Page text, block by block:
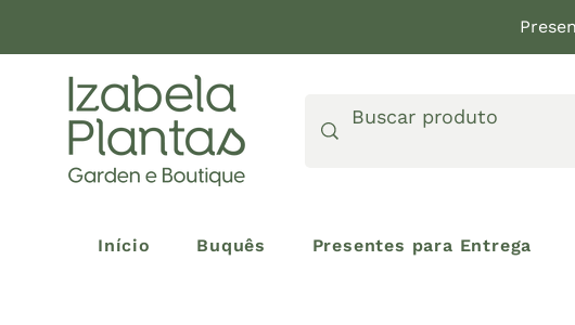
Início Buquês Presentes para Entrega